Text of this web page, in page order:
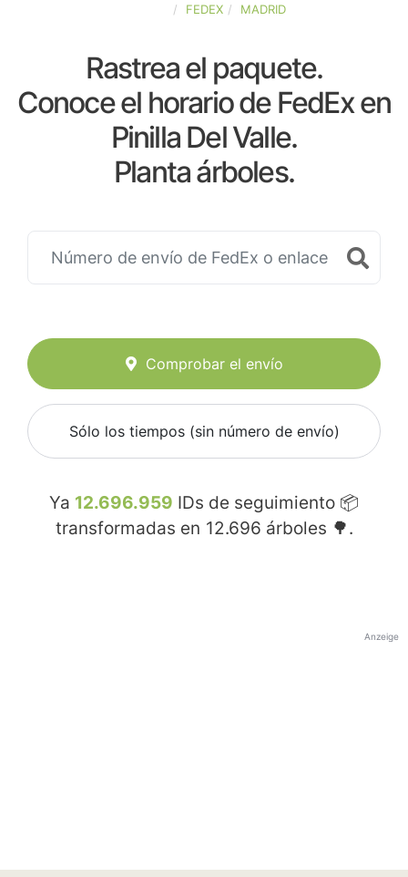
FEDEX MADRID
Rastrea el paquete.
Conoce el horario de FedEx en
Pinilla Del Valle.
Planta árboles.
Comprobar el envío
Sólo los tiempos (sin número de envío)
Ya 12.696.959 IDs de seguimiento 📦
transformadas en 12.696 árboles 🌳.
Anzeige